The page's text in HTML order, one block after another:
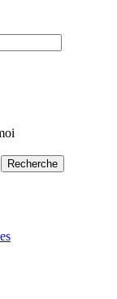
Recherche